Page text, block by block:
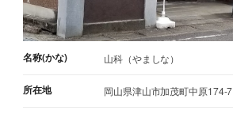
名称(かな) 山科（やましな）
所在地 岡山県津山市加茂町中原174-7